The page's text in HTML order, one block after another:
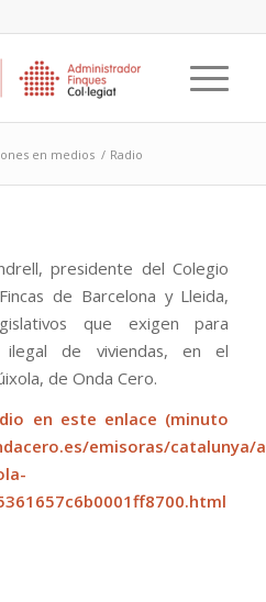
en medios / Radio
presidente del Colegio
de Barcelona y Lleida,
que exigen para
ilegal de viviendas, en el
de Onda Cero.
en este enlace (minuto
emisoras/catalunya/